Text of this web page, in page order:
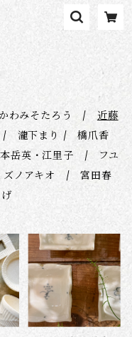
みそたろう / 近藤
瀧下まり / 橋爪香
英・江里子 / フユ
ノアキオ / 宮田春